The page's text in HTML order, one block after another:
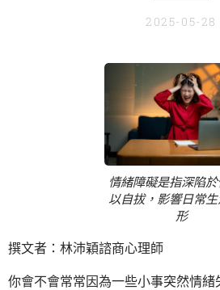
2025-05-28
情緒障礙是指深陷
以自拔，影響日常
形
撰文者：林沛穎諮商心理師
你會不會常常因為一些小事突然情